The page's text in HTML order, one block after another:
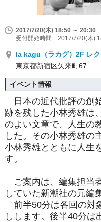
2017/7/20(木) 18:50 ～ 20:30
受付開始時間 2017/7/20(木)
la kagu（ラカグ）2F レ
東京都新宿区矢来町67
イベント情報
日本の近代批評の創
跡を残した小林秀雄は
のよい文章で、人生の
した。その小林秀雄の
小林秀雄とともに人生
す。
ご案内は、編集担当
していた新潮社の元編
前半50分は各回の対
しします。後半40分は